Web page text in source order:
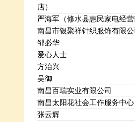
店）
严海军（修水县惠民家电经
南昌市银聚祥针织服饰有限
邹必华
爱心人士
方治兴
吴御
南昌百瑞实业有限公司
南昌太阳花社会工作服务中心
张云辉